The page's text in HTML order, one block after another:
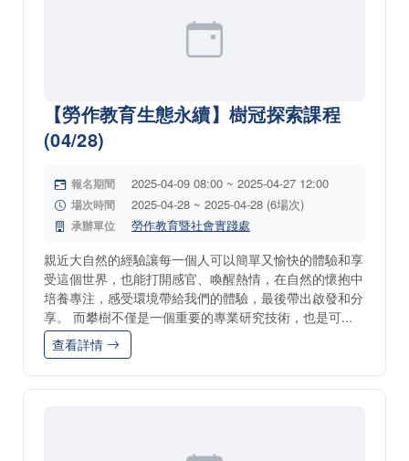
【勞作教育生態永續】樹冠探索課程
(04/28)
報名期間 2025-04-09 08:00 ~ 2025-04-27 12:00
場次時間 2025-04-28 ~ 2025-04-28 (6場次)
承辦單位 勞作教育暨社會實踐處
親近大自然的經驗讓每一個人可以簡單又愉快的體驗和享
受這個世界，也能打開感官、喚醒熱情，在自然的懷抱中
培養專注，感受環境帶給我們的體驗，最後帶出啟發和分
享。 而攀樹不僅是一個重要的專業研究技術，也是可...
查看詳情